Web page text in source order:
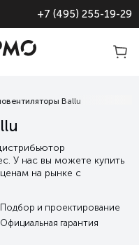
+7 (495) 255-19-29
Ballu
У нас вы можете купить
на рынке с
выгодные условия
поддержку от подбора
сервисного и
далее
Подбор и проектирование
Официальная гарантия